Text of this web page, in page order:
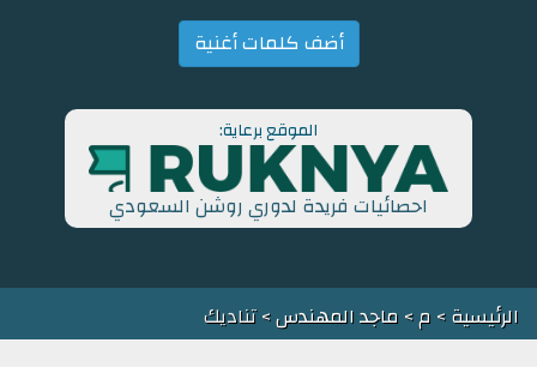
أضف كلمات أغنية
الموقع برعاية:
احصائيات فريدة لدوري روشن السعودي
الرئيسية> م> ماجد المهندس> تناديك